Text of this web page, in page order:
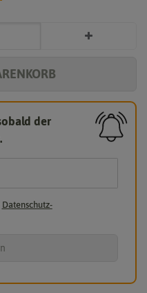
der
Daten­schutz­